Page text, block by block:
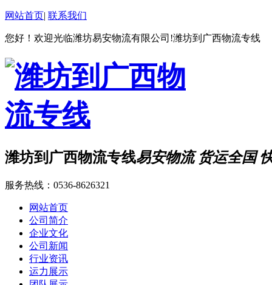
网站首页| 联系我们
您好！欢迎光临潍坊易安物流有限公司!潍坊到广西物流专线
潍坊到广西物流专线易安物流 货运全国
服务热线： 0536-8626321
网站首页
公司简介
企业文化
公司新闻
行业资讯
运力展示